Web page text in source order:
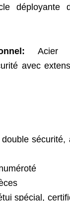
déployante
Acier
avec
sécurité,
spécial,